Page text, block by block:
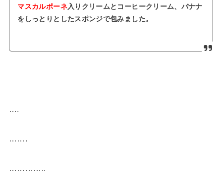
マスカルポーネ入りクリームとコーヒークリーム、バナナ
をしっとりとしたスポンジで包みました。
….
…….
…………..